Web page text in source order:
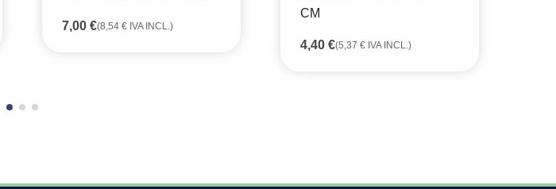
7,00 €(8,54 € IVA INCL.)
CM
4,40 €(5,37 € IVA INCL.)